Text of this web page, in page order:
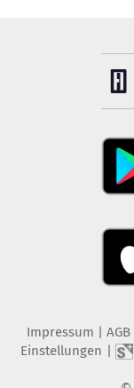
Impressum | AGB
Einstellungen |